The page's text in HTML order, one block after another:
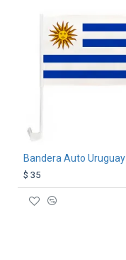
Bandera Auto Uruguay
$ 35